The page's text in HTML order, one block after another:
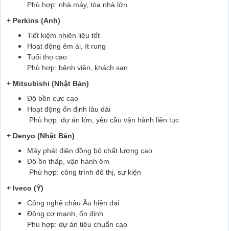
Phù hợp: nhà máy, tòa nhà lớn
+ Perkins (Anh)
Tiết kiệm nhiên liệu tốt
Hoạt động êm ái, ít rung
Tuổi thọ cao
Phù hợp: bệnh viện, khách sạn
+ Mitsubishi (Nhật Bản)
Độ bền cực cao
Hoạt động ổn định lâu dài
Phù hợp: dự án lớn, yêu cầu vận hành liên tục
+ Denyo (Nhật Bản)
Máy phát điện đồng bộ chất lượng cao
Độ ồn thấp, vận hành êm
Phù hợp: công trình đô thị, sự kiện
+ Iveco (Ý)
Công nghệ châu Âu hiện đại
Động cơ mạnh, ổn định
Phù hợp: dự án tiêu chuẩn cao